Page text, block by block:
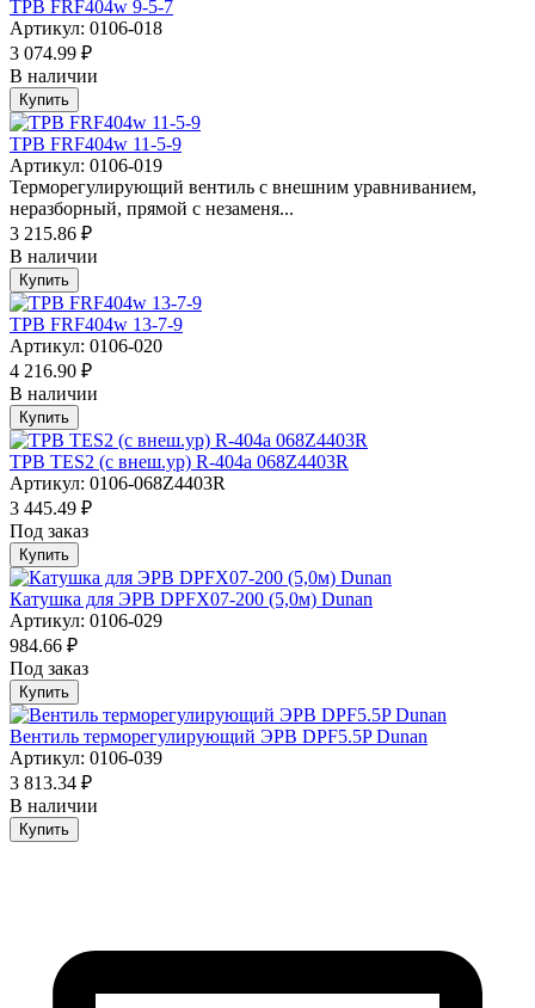
ТРВ FRF404w 9-5-7
Артикул: 0106-018
3 074.99 ₽
В наличии
Купить
ТРВ FRF404w 11-5-9
Артикул: 0106-019
Терморегулирующий вентиль с внешним уравниванием,
неразборный, прямой с незаменя...
3 215.86 ₽
В наличии
Купить
ТРВ FRF404w 13-7-9
Артикул: 0106-020
4 216.90 ₽
В наличии
Купить
ТРВ TES2 (с внеш.ур) R-404a 068Z4403R
Артикул: 0106-068Z4403R
3 445.49 ₽
Под заказ
Купить
Катушка для ЭРВ DPFX07-200 (5,0м) Dunan
Артикул: 0106-029
984.66 ₽
Под заказ
Купить
Вентиль терморегулирующий ЭРВ DPF5.5P Dunan
Артикул: 0106-039
3 813.34 ₽
В наличии
Купить